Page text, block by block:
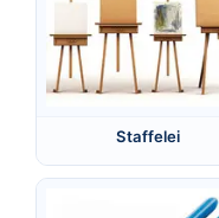
Staffelei